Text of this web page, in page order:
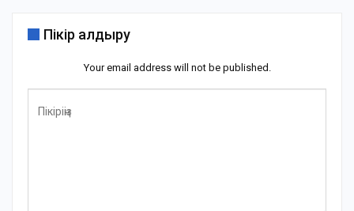
Пікір қалдыру
Your email address will not be published.